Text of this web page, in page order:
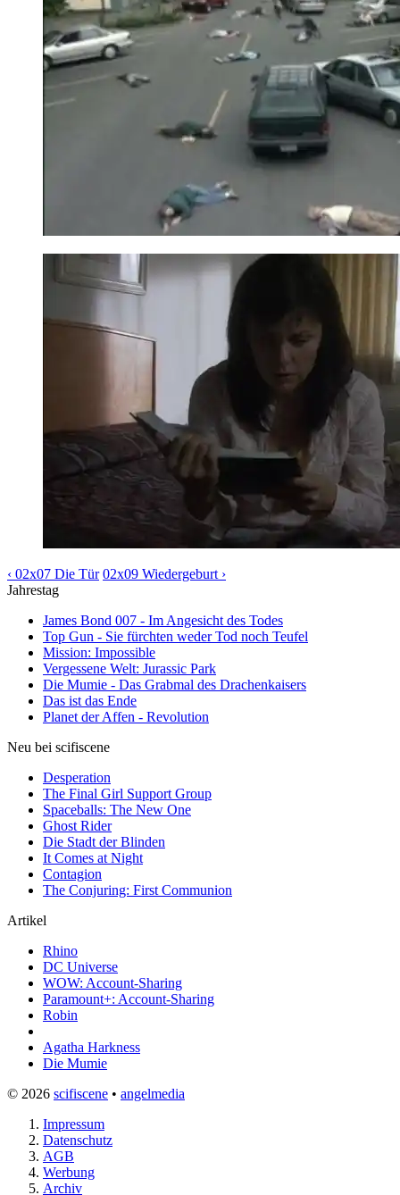
‹ 02x07 Die Tür 02x09 Wiedergeburt ›
Jahrestag
James Bond 007 - Im Angesicht des Todes
Top Gun - Sie fürchten weder Tod noch Teufel
Mission: Impossible
Vergessene Welt: Jurassic Park
Die Mumie - Das Grabmal des Drachenkaisers
Das ist das Ende
Planet der Affen - Revolution
Neu bei scifiscene
Desperation
The Final Girl Support Group
Spaceballs: The New One
Ghost Rider
Die Stadt der Blinden
It Comes at Night
Contagion
The Conjuring: First Communion
Artikel
Rhino
DC Universe
WOW: Account-Sharing
Paramount+: Account-Sharing
Robin
Agatha Harkness
Die Mumie
© 2026 scifiscene • angelmedia
Impressum
Datenschutz
AGB
Werbung
Archiv